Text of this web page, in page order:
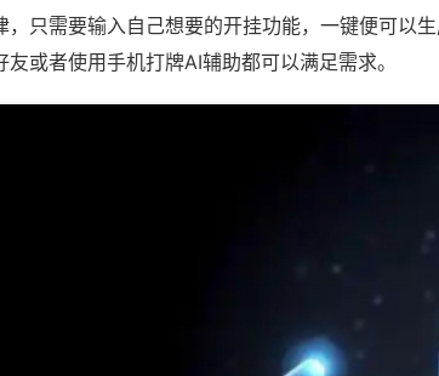
，只需要输入自己想要的开挂功能，一键便可以
友或者使用手机打牌AI辅助都可以满足需求。